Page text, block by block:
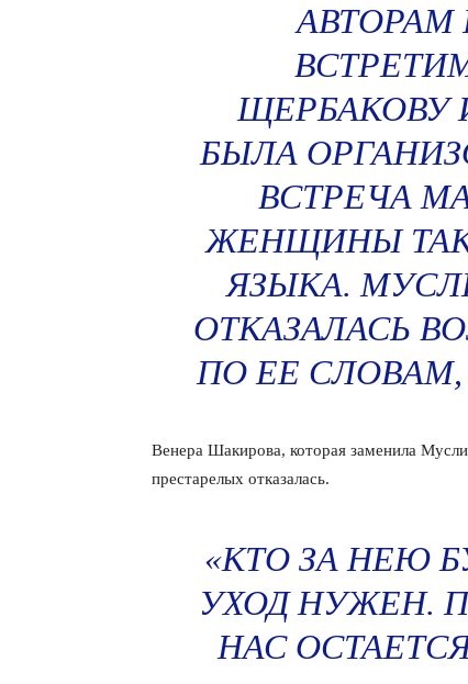
ЩЕРБАКОВУ
БЫЛА
ВСТРЕЧА
ЖЕНЩИНЫ
ЯЗЫКА.
ОТКАЗАЛАСЬ
ПО ЕЕ
Венера Шакирова, которая заменила
престарелых отказалась.
«КТО ЗА НЕЮ
УХОД НУЖЕН.
НАС